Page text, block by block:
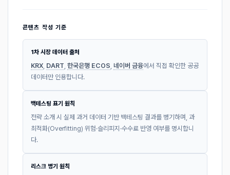
콘텐츠 작성 기준
1차 시장 데이터 출처
KRX DART 한국은행 ECOS 네이버 금융에서 직접 확인한 공공
데이터만 인용합니다.
백테스팅 표기 원칙
전략 소개 시 실제 과거 데이터 기반 백테스팅 결과를 병기하며, 과
최적화(Overfitting) 위험·슬리피지·수수료 반영 여부를 명시합니
다.
리스크 병기 원칙